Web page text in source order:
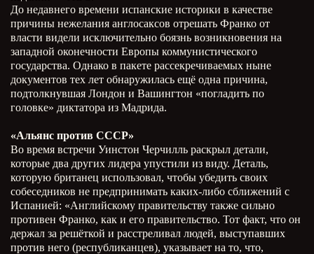
До недавнего времени испанские историки в качестве
причины нежелания англосаксов отрешать Франко от
власти видели исключительно боязнь возникновения на
западной оконечности Европы коммунистического
государства. Однако в пакете рассекречиваемых ныне
документов тех лет обнаружилась ещё одна причина,
подтолкнувшая Лондон и Вашингтон «погладить по
головке» диктатора из Мадрида.
«Альянс против СССР»
Во время встречи Уинстон Черчилль раскрыл детали,
которые два других лидера упустили из виду. Деталь,
которую британец использовал, чтобы убедить своих
собеседников не предпринимать каких-либо сближений с
Испанией: «Английскому правительству также сильно
противен Франко, как и его правительство. Тот факт, что он
держал за решёткой и расстреливал людей, выступавших
против него (республиканцев), указывает на то, что,